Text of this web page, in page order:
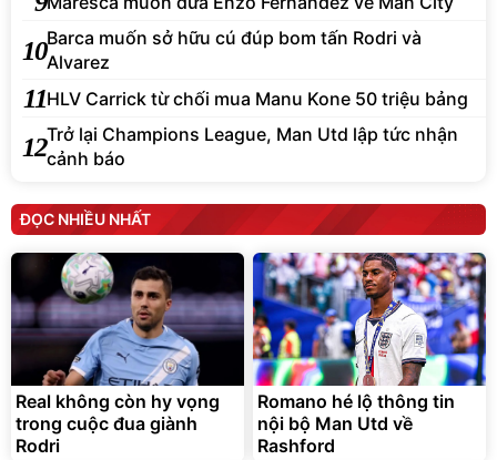
10Barca muốn sở hữu cú đúp bom tấn Rodri và
Alvarez
11HLV Carrick từ chối mua Manu Kone 50 triệu bảng
12Trở lại Champions League, Man Utd lập tức nhận
cảnh báo
ĐỌC NHIỀU NHẤT
Real không còn hy vọng
trong cuộc đua giành
Rodri
Romano hé lộ thông tin
nội bộ Man Utd về
Rashford